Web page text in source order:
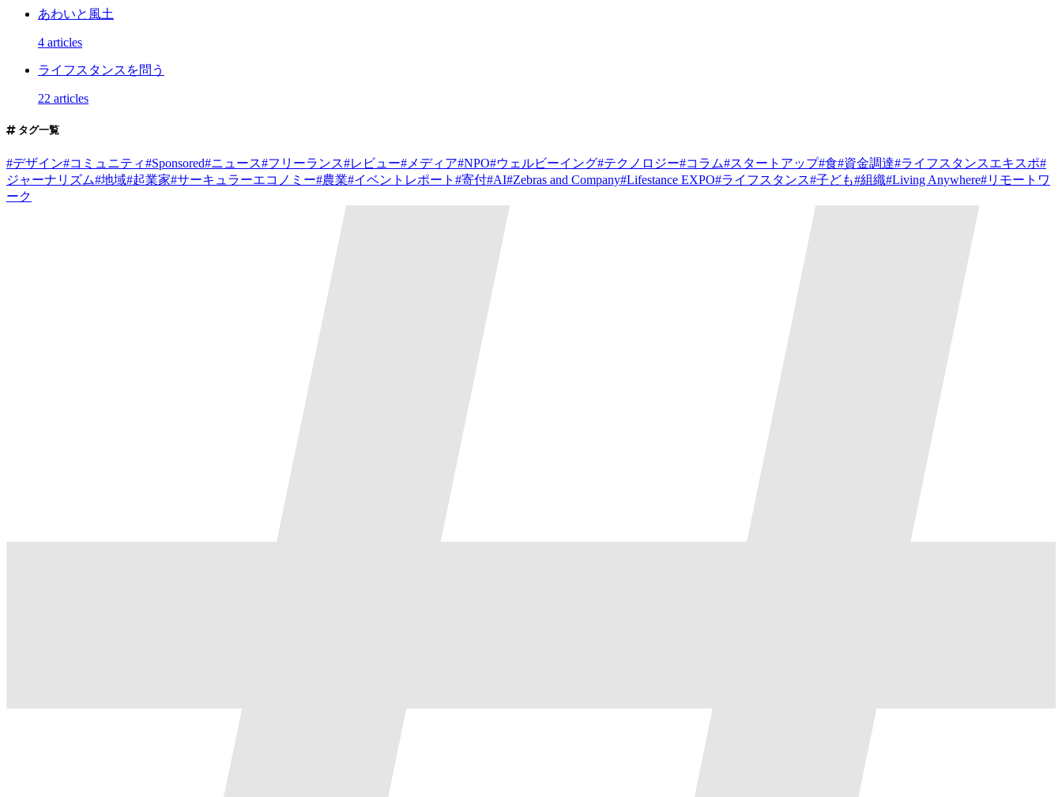
あわいと風土
4 articles
ライフスタンスを問う
22 articles
タグ一覧
#デザイン#コミュニティ#Sponsored#ニュース#フリーランス#レビュー# メディア#NPO#ウェルビーイング#テクノロジー#コラム#スタートアップ#食#資金調達#ライフスタンスエキスポ#
ジャーナリズム#地域#起業家#サーキュラーエコノミー#農業#イベントレポート #寄付#AI#Zebras and Company#Lifestance EXPO#ライフスタンス#子ども#組織#Living Anywhere#リモートワ
ーク